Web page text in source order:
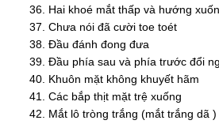
Hai khoé mắt thấp và hướng
Chưa nói đã cười toe toét
Đầu đánh đong đưa
Đầu phía sau và phía trước đổi
Khuôn mặt không khuyết hãm
Các bắp thịt mặt trệ xuống
Mắt lô tròng trắng (mắt trắng dã )